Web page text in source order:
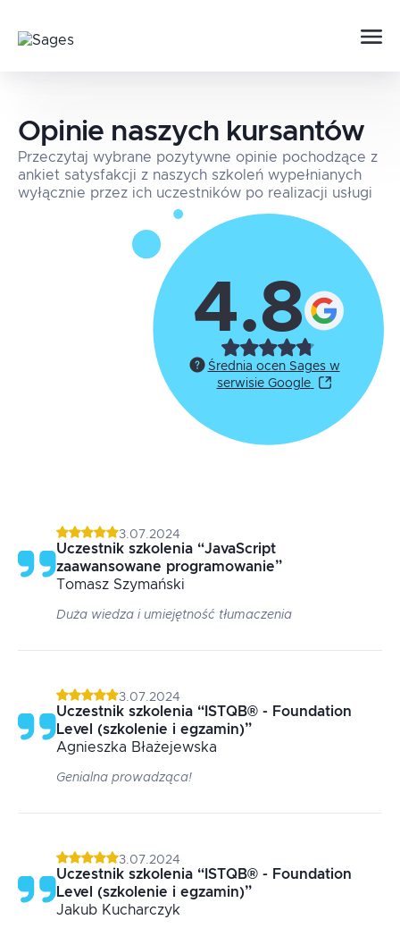
Opinie naszych kursantów
Przeczytaj wybrane pozytywne opinie pochodzące z
ankiet satysfakcji z naszych szkoleń wypełnianych
wyłącznie przez ich uczestników po realizacji usługi
4.8
Średnia ocen Sages w
serwisie Google
3.07.2024
Uczestnik szkolenia “JavaScript
zaawansowane programowanie”
Tomasz Szymański
Duża wiedza i umiejętność tłumaczenia
3.07.2024
Uczestnik szkolenia “ ISTQB® - Foundation
Level (szkolenie i egzamin)”
Agnieszka Błażejewska
Genialna prowadząca!
3.07.2024
Uczestnik szkolenia “ ISTQB® - Foundation
Level (szkolenie i egzamin)”
Jakub Kucharczyk